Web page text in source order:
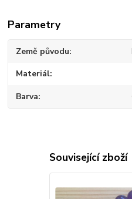
Parametry
Země původu
Materiál
Barva
Související zboží